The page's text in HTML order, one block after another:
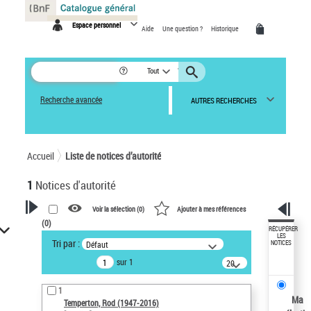
Espace personnel Aide Une question ? Historique
Tout
Recherche avancée AUTRES RECHERCHES
Accueil Liste de notices d’autorité
1 Notices d'autorité
VOTRE RECHERCHE
Recherche avancée dans les
notices d’autorité
Œuvres liées à l'auteur :
Temperton, Rod (1947-2016)
Voir la sélection (0) Ajouter à mes références
(0)
Tri par : Défaut
sur 1
20
résultats/page
1
Temperton, Rod (1947-2016)
RÉCUPÉRER
LES
NOTICES
Ma
Panneau de gestion des cookies